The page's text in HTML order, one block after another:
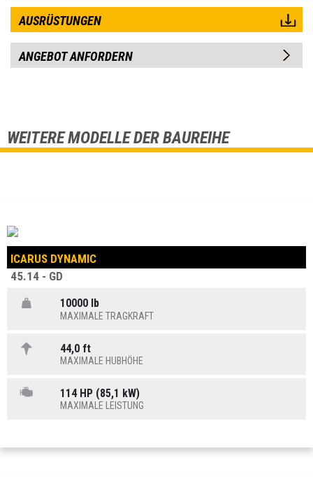
AUSRÜSTUNGEN
ANGEBOT ANFORDERN
WEITERE MODELLE DER BAUREIHE
ICARUS DYNAMIC
45.14 - GD
10000 lb
MAXIMALE TRAGKRAFT
44,0 ft
MAXIMALE HUBHÖHE
114 HP (85,1 kW)
MAXIMALE LEISTUNG